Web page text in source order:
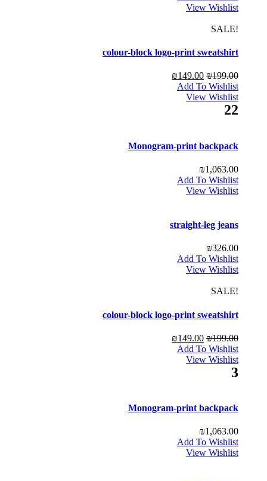
View Wishlist
!SALE
colour-block logo-print sweatshirt
₪199.00
₪149.00
Add To Wishlist
View Wishlist
22
Monogram-print backpack
₪1,063.00
Add To Wishlist
View Wishlist
straight-leg jeans
₪326.00
Add To Wishlist
View Wishlist
!SALE
colour-block logo-print sweatshirt
₪199.00
₪149.00
Add To Wishlist
View Wishlist
3
Monogram-print backpack
₪1,063.00
Add To Wishlist
View Wishlist